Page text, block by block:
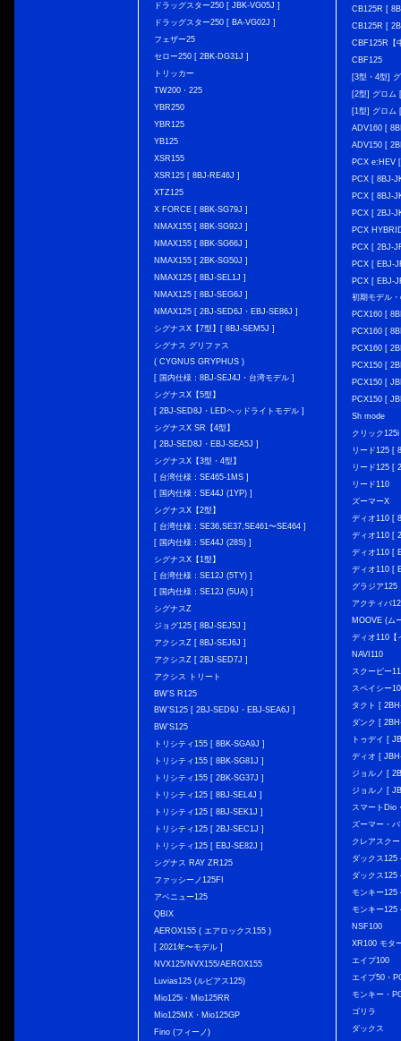
ドラッグスター250 [ JBK-VG05J ]
ドラッグスター250 [ BA-VG02J ]
フェザー25
セロー250 [ 2BK-DG31J ]
トリッカー
TW200・225
YBR250
YBR125
YB125
XSR155
XSR125 [ 8BJ-RE46J ]
XTZ125
X FORCE [ 8BK-SG79J ]
NMAX155 [ 8BK-SG92J ]
NMAX155 [ 8BK-SG66J ]
NMAX155 [ 2BK-SG50J ]
NMAX125 [ 8BJ-SEL1J ]
NMAX125 [ 8BJ-SEG6J ]
NMAX125 [ 2BJ-SED6J・EBJ-SE86J ]
シグナスX【7型】[ 8BJ-SEM5J ]
シグナス グリファス
( CYGNUS GRYPHUS )
[ 国内仕様：8BJ-SEJ4J・台湾モデル ]
シグナスX【5型】
[ 2BJ-SED8J・LEDヘッドライトモデル ]
シグナスX SR【4型】
[ 2BJ-SED8J・EBJ-SEA5J ]
シグナスX【3型・4型】
[ 台湾仕様：SE465-1MS ]
[ 国内仕様：SE44J (1YP) ]
シグナスX【2型】
[ 台湾仕様：SE36,SE37,SE461〜SE464 ]
[ 国内仕様：SE44J (28S) ]
シグナスX【1型】
[ 台湾仕様：SE12J (5TY) ]
[ 国内仕様：SE12J (5UA) ]
シグナスZ
ジョグ125 [ 8BJ-SEJ5J ]
アクシスZ [ 8BJ-SEJ6J ]
アクシスZ [ 2BJ-SED7J ]
アクシス トリート
BW'S R125
BW’S125 [ 2BJ-SED9J・EBJ-SEA6J ]
BW'S125
トリシティ155 [ 8BK-SGA9J ]
トリシティ155 [ 8BK-SG81J ]
トリシティ155 [ 2BK-SG37J ]
トリシティ125 [ 8BJ-SEL4J ]
トリシティ125 [ 8BJ-SEK1J ]
トリシティ125 [ 2BJ-SEC1J ]
トリシティ125 [ EBJ-SE82J ]
シグナス RAY ZR125
ファッシーノ125FI
アベニュー125
QBIX
AEROX155 ( エアロックス155 )
[ 2021年〜モデル ]
NVX125/NVX155/AEROX155
Luvias125 (ルビアス125)
Mio125i・Mio125RR
Mio125MX・Mio125GP
Fino (フィーノ)
CB125R [
CB125R [
CBF125R【
CBF125
[3型・4型]
[2型] グロム
[1型] グロム
ADV160 [
ADV150 [
PCX e:HEV
PCX [ 8BJ-
PCX [ 8BJ-
PCX [ 2BJ-
PCX
PCX [ 2BJ-
PCX [ EBJ-
PCX [ EBJ-
初期モデル
PCX160 [
PCX160 [
PCX160 [
PCX150 [
PCX150 [
PCX150 [
Sh mode
クリック
リード125 [
リード125 [
リード110
ズーマーX
ディオ110 [
ディオ110 [
ディオ110 [
ディオ110 [
グラジア125
アクティバ
MOOVE (ム
ディオ110【
NAVI110
スクーピー
スペイシー
タクト [
ダンク [
トゥデイ [
ディオ [
ジョルノ [
ジョルノ [
スマートDio
ズーマー・
クレアスク
ダックス
ダックス
モンキー
モンキー125
NSF100
XR100 モタ
エイプ100
エイプ50・
モンキー・
ゴリラ
ダックス